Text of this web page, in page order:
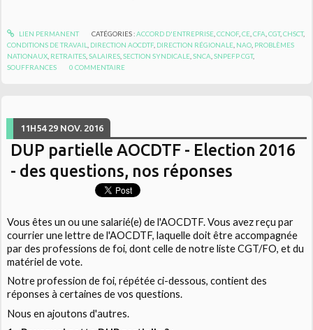
LIEN PERMANENT CATÉGORIES :ACCORD D'ENTREPRISE, CCNOF, CE, CFA CGT,CHSCT,
CONDITIONS DE TRAVAIL
DIRECTION AOCDTF, DIRECTION RÉGIONALE NAO PROBLÈMES
NATIONAUX RETRAITES ,SALAIRES ,SECTION SYNDICALE ,SNCA ,SNPEFP CGT,
SOUFFRANCES
0 COMMENTAIRE
11H54 29 NOV. 2016
DUP partielle AOCDTF - Election 2016
- des questions, nos réponses
Vous êtes un ou une salarié(e) de l'AOCDTF. Vous avez reçu par
courrier une lettre de l'AOCDTF, laquelle doit être accompagnée
par des professions de foi, dont celle de notre liste CGT/FO, et du
matériel de vote.
Notre profession de foi, répétée ci-dessous, contient des
réponses à certaines de vos questions.
Nous en ajoutons d'autres.